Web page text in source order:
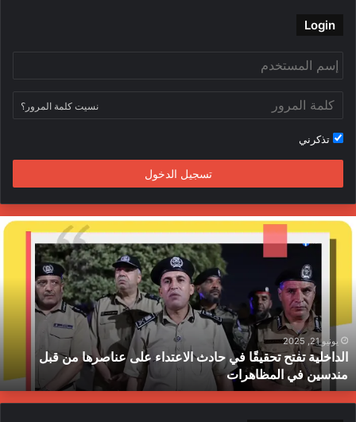
Login
نسيت كلمة المرور؟
تذكرني
تسجيل الدخول
الداخلية
على
عناصرها
قبل
مندسين
في
يونيو 21, 2025
الداخلية تفتح تحقيقًا في حادث الاعتداء على عناصرها من قبل
مندسين في المظاهرات